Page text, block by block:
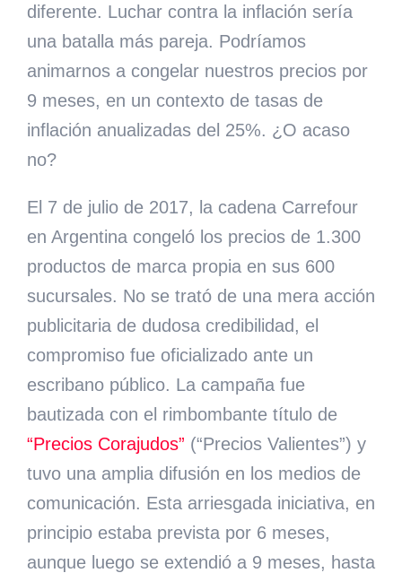
diferente. Luchar contra la inflación sería
una batalla más pareja. Podríamos
animarnos a congelar nuestros precios por
9 meses, en un contexto de tasas de
inflación anualizadas del 25%. ¿O acaso
no?
El 7 de julio de 2017, la cadena Carrefour
en Argentina congeló los precios de 1.300
productos de marca propia en sus 600
sucursales. No se trató de una mera acción
publicitaria de dudosa credibilidad, el
compromiso fue oficializado ante un
escribano público. La campaña fue
bautizada con el rimbombante título de
“Precios Corajudos” (“Precios Valientes”) y
tuvo una amplia difusión en los medios de
comunicación. Esta arriesgada iniciativa, en
principio estaba prevista por 6 meses,
aunque luego se extendió a 9 meses, hasta